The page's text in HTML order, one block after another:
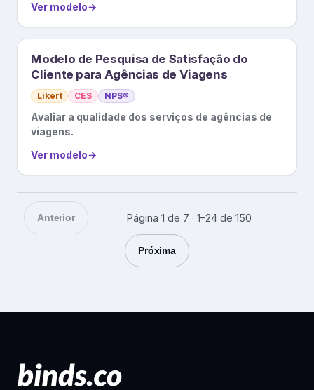
Ver modelo→
Modelo de Pesquisa de Satisfação do
Cliente para Agências de Viagens
Likert CES NPS®
Avaliar a qualidade dos serviços de agências de
viagens.
Ver modelo→
Anterior Página 1 de 7 · 1–24 de 150
Próxima